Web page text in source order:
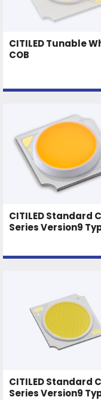
CITILED Tunable
COB
CITILED Standard
Series Version9
CITILED Standard
Series Version9